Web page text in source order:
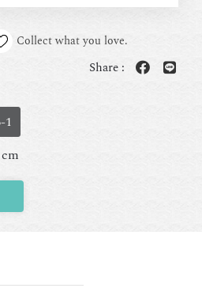
Collect what you love.
Share :
1